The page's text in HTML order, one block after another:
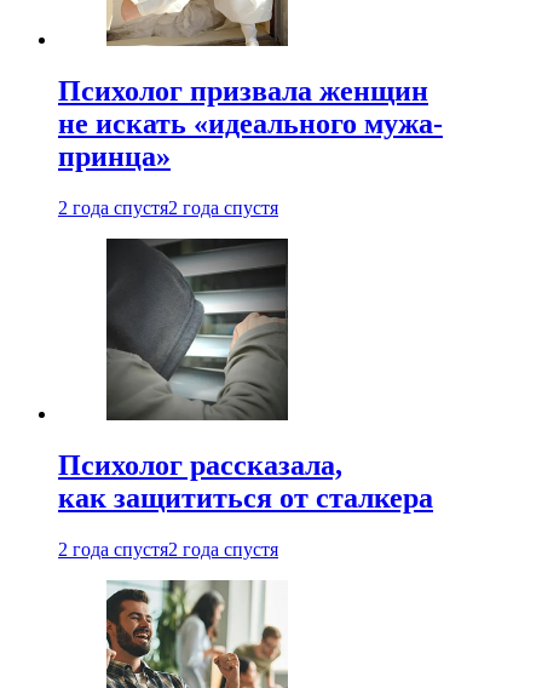
Психолог призвала женщин
не искать «идеального мужа-
принца»
2 года спустя2 года спустя
Психолог рассказала,
как защититься от сталкера
2 года спустя2 года спустя